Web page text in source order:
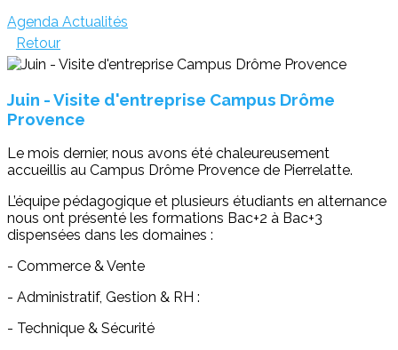
Agenda Actualités
Retour
Juin - Visite d'entreprise Campus Drôme
Provence
Le mois dernier, nous avons été chaleureusement
accueillis au Campus Drôme Provence de Pierrelatte.
L’équipe pédagogique et plusieurs étudiants en alternance
nous ont présenté les formations Bac+2 à Bac+3
dispensées dans les domaines :
- Commerce & Vente
- Administratif, Gestion & RH :
- Technique & Sécurité